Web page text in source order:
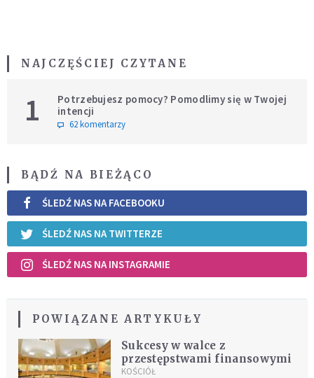
NAJCZĘŚCIEJ CZYTANE
1
Potrzebujesz pomocy? Pomodlimy się w Twojej
intencji
62 komentarzy
BĄDŹ NA BIEŻĄCO
ŚLEDŹ NAS NA FACEBOOKU
ŚLEDŹ NAS NA TWITTERZE
ŚLEDŹ NAS NA INSTAGRAMIE
POWIĄZANE ARTYKUŁY
Sukcesy w walce z
przestępstwami finansowymi
KOŚCIÓŁ